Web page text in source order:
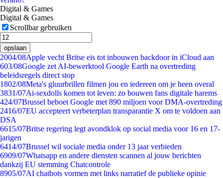
Digital & Games
Digital & Games
Scrollbar gebruiken
opslaan
2004/08Apple vecht Britse eis tot inbouwen backdoor in iCloud aan
603/08Google zet AI-bewerktool Google Earth na overtreding
beleidsregels direct stop
1802/08Meta's gluurbrillen filmen jou en iedereen om je heen overal
3831/07Ai-sexdolls komen tot leven: zo bouwen fans digitale harems
424/07Brussel beboet Google met 890 miljoen voor DMA-overtreding
2416/07EU accepteert verbeterplan transparantie X om te voldoen aan
DSA
6615/07Britse regering legt avondklok op social media voor 16 en 17-
jarigen
6414/07Brussel wil sociale media onder 13 jaar verbieden
6909/07Whatsapp en andere diensten scannen al jouw berichten
dankzij EU stemming Chatcontrole
8905/07AI chatbots vormen met links narratief de publieke opinie